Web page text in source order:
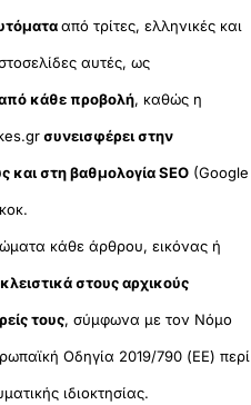
από τρίτες, ελληνικές και
αυτές, ως
κάθε προβολή, καθώς η
συνεισφέρει στην
και στη βαθμολογία SEO (Google
κάθε άρθρου, εικόνας ή
στους αρχικούς
τους, σύμφωνα με τον Νόμο
Οδηγία 2019/790 (ΕΕ) περί
ιδιοκτησίας.